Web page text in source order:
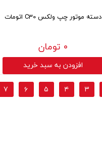
دسته موتور چپ ولکس C30 اتومات
۰ تومان
افزودن به سبد خرید
۳ ۴ ۵ ۶ ۷